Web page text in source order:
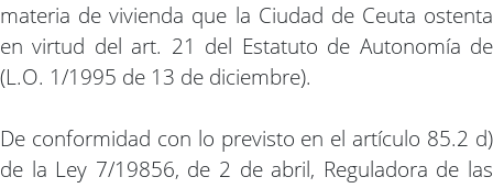
materia de vivienda que la Ciudad de Ceuta ostenta
en virtud del art. 21 del Estatuto de Autonomía de
(L.O. 1/1995 de 13 de diciembre).
De conformidad con lo previsto en el artículo 85.2 d)
de la Ley 7/19856, de 2 de abril, Reguladora de las